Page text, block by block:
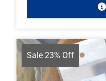
Sale 23% Off